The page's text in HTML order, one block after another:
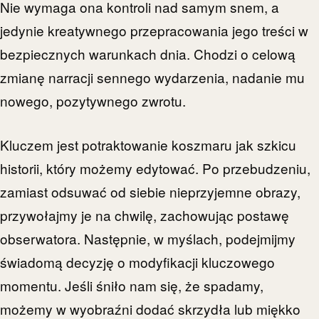
Nie wymaga ona kontroli nad samym snem, a
jedynie kreatywnego przepracowania jego treści w
bezpiecznych warunkach dnia. Chodzi o celową
zmianę narracji sennego wydarzenia, nadanie mu
nowego, pozytywnego zwrotu.
Kluczem jest potraktowanie koszmaru jak szkicu
historii, który możemy edytować. Po przebudzeniu,
zamiast odsuwać od siebie nieprzyjemne obrazy,
przywołajmy je na chwilę, zachowując postawę
obserwatora. Następnie, w myślach, podejmijmy
świadomą decyzję o modyfikacji kluczowego
momentu. Jeśli śniło nam się, że spadamy,
możemy w wyobraźni dodać skrzydła lub miękko